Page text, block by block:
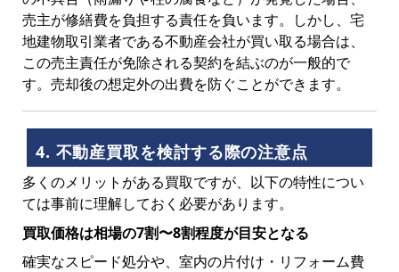
売主が修繕費を負担する責任を負います。しかし、宅
地建物取引業者である不動産会社が買い取る場合は、
この売主責任が免除される契約を結ぶのが一般的で
す。売却後の想定外の出費を防ぐことができます。
4. 不動産買取を検討する際の注意点
多くのメリットがある買取ですが、以下の特性につい
ては事前に理解しておく必要があります。
買取価格は相場の7割〜8割程度が目安となる
確実なスピード処分や、室内の片付け・リフォーム費